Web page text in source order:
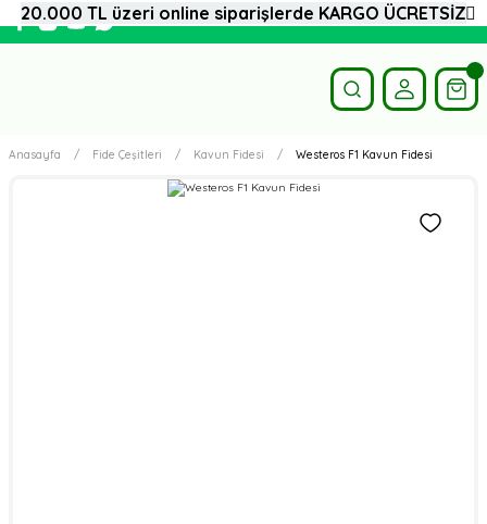
Anasayfa Fide Çeşitleri Kavun Fidesi Westeros F1 Kavun Fidesi
20.000 TL üzeri online siparişlerde KARGO ÜCRETSİZ